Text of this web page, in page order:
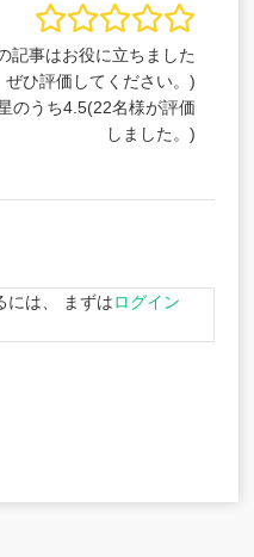
記事はお役に立ちました
ぜひ評価してください。)
のうち4.5(22名様が評価
しました。)
には、 まずはログイン